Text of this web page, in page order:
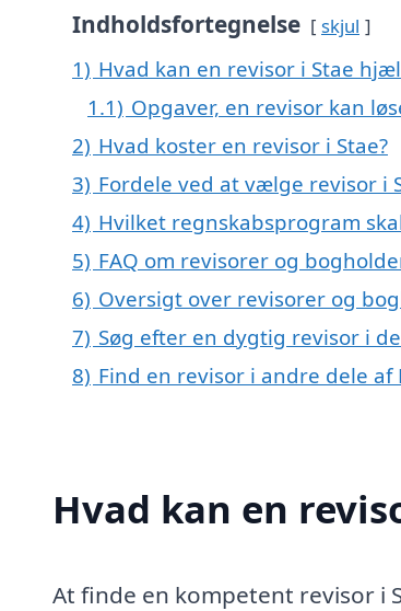
Indholdsfortegnelse skjul
1) Hvad kan en revisor i Stae
1.1) Opgaver, en revisor kan
2) Hvad koster en revisor i Stae?
3) Fordele ved at vælge revisor i
4) Hvilket regnskabsprogram
5) FAQ om revisorer og
6) Oversigt over revisorer og
7) Søg efter en dygtig revisor i
8) Find en revisor i andre dele af
Hvad kan en
At finde en kompetent revisor i